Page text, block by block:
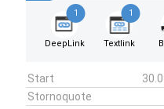
1
DeepLink
1
Textlink
Start
Stornoquote